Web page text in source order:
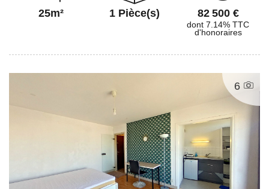
25m² 1 Pièce(s) 82 500 €
dont 7.14% TTC
d'honoraires
6